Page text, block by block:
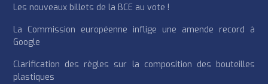
Les nouveaux billets de la BCE au vote !
La Commission européenne inflige une amende record à
Google
Clarification des règles sur la composition des bouteilles
plastiques